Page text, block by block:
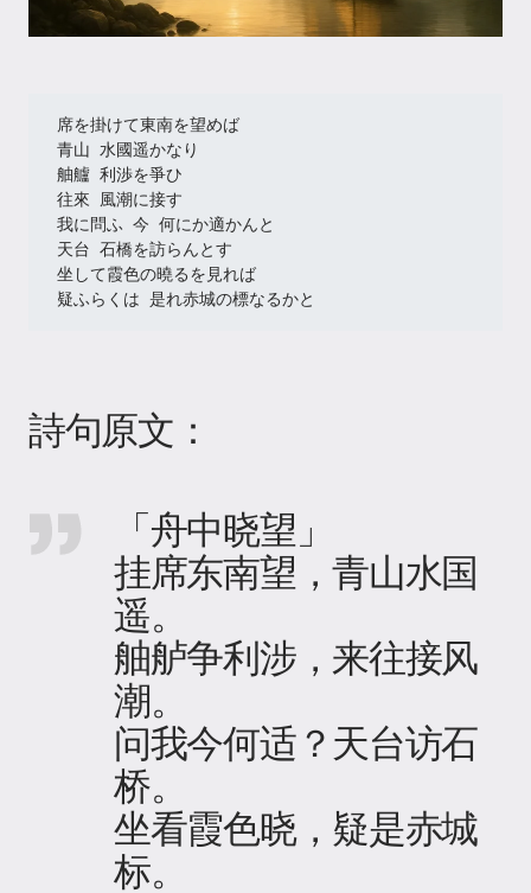
席を掛けて東南を望めば
青山 水國遥かなり
舳艫 利渉を爭ひ
往來 風潮に接す
我に問ふ 今 何にか適かんと
天台 石橋を訪らんとす
坐して霞色の曉るを見れば
疑ふらくは 是れ赤城の標なるかと
詩句原文：
「舟中晓望」
挂席东南望，青山水国
遥。
舳舻争利涉，来往接风
潮。
问我今何适？天台访石
桥。
坐看霞色晓，疑是赤城
标。